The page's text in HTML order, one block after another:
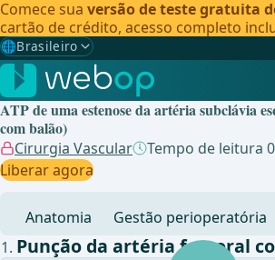
Comece sua versão de teste gratuita
cartão de crédito, acesso completo
🌐Brasileiro
Gewählte Sprache: Brasileiro
🇩🇪 Alemão
🇬🇧 Inglês
🇪🇸Espanhol
ATP de uma estenose da artéria subclávia
com balão)
Cirurgia Vascular
Tempo de leitura
Liberar agora
Anatomia Gestão perioperatória
Punção da artéria femoral